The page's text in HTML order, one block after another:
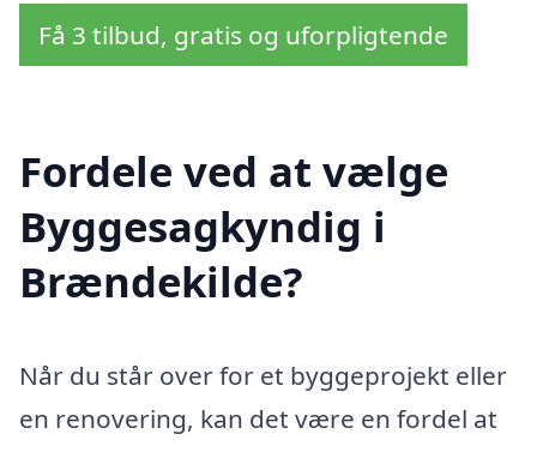
Få 3 tilbud, gratis og uforpligtende
Fordele ved at vælge
Byggesagkyndig i
Brændekilde?
Når du står over for et byggeprojekt eller
en renovering, kan det være en fordel at